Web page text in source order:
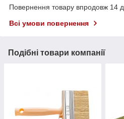
Повернення товару впродовж 14
Всі умови повернення
Подібні товари компанії